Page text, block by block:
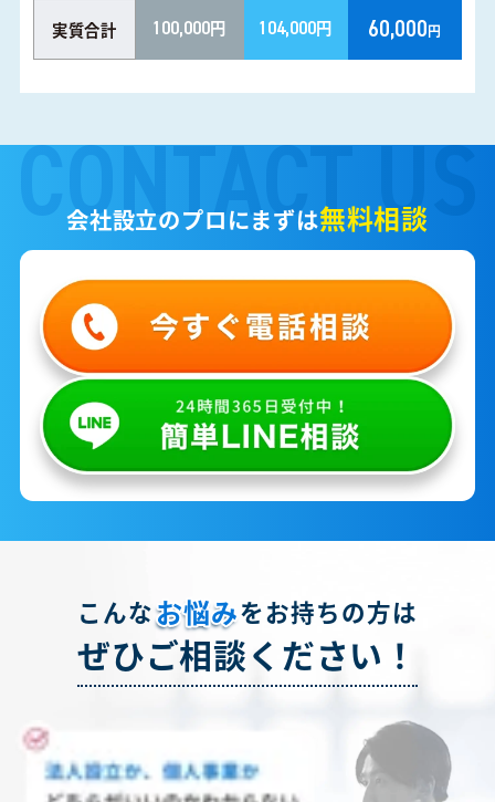
実質合計 100,000円 104,000円 60,000円
会社設立のプロにまずは無料相談
こんなお悩みをお持ちの方は
ぜひご相談ください！